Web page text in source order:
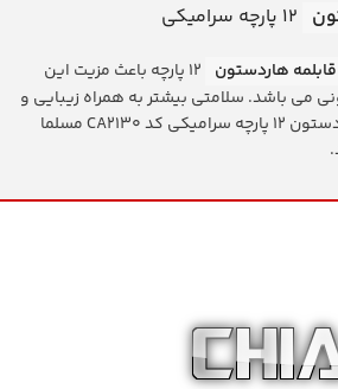
هاردستون
۱۲ پارچه باعث مزیت این
می باشد. سلامتی بیشتر به همراه زیبایی و
کیفیت ؛ سرویس قابلمه هاردستون ۱۲ پارچه سرامیکی کد CA2130 مسلما